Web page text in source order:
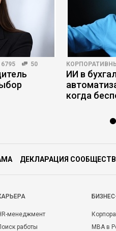
6795 50
ИИ в
когда
ДЕКЛАРАЦИЯ
менеджмент
работы
MBA в